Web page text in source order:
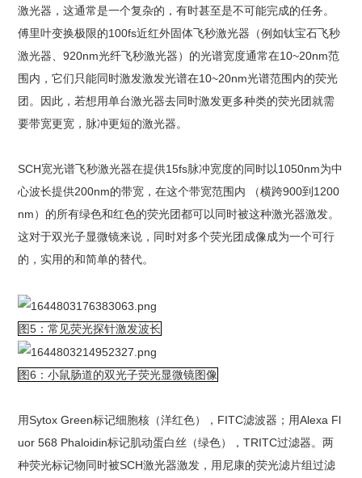
激光器，这通常是一个复杂的，有时甚至是不可能完成的任务。
傅里叶变换极限的100fs近红外固体飞秒激光器（例如钛宝石飞秒
激光器、920nm光纤飞秒激光器）的光谱宽度通常在10~20nm范
围内，它们只能同时激发激发光谱在10~20nm光谱范围内的荧光
团。因此，若想用单台激光器去同时激发更多种类的荧光团就需
要带宽更宽，脉冲更短的激光器。
SCH宽光谱飞秒激光器在提供15fs脉冲宽度的同时以1050nm为中
心波长提供200nm的带宽，在这个带宽范围内 （横跨900到1200
nm）的所有绿色和红色的荧光团都可以同时被这种激光器激发。
这对于双光子显微镜来说，同时对多个荧光团成像成为一个可行
的，实用的和简单的替代。
图5：常见荧光探针激发波长
图6：小鼠肠道的双光子荧光显微镜图像
用Sytox Green标记细胞核（洋红色），FITC滤波器；用Alexa Fl
uor 568 Phaloidin标记肌动蛋白丝（绿色），TRITC过滤器。两
种荧光标记物同时被SCH激光器激发，用尼康的荧光滤片组过滤